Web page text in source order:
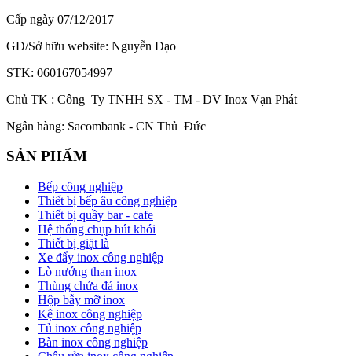
Cấp ngày 07/12/2017
GĐ/Sở hữu website: Nguyễn Đạo
STK: 060167054997
Chủ TK : Công Ty TNHH SX - TM - DV Inox Vạn Phát
Ngân hàng: Sacombank - CN Thủ Đức
SẢN PHẨM
Bếp công nghiệp
Thiết bị bếp âu công nghiệp
Thiết bị quầy bar - cafe
Hệ thống chụp hút khói
Thiết bị giặt là
Xe đẩy inox công nghiệp
Lò nướng than inox
Thùng chứa đá inox
Hộp bẫy mỡ inox
Kệ inox công nghiệp
Tủ inox công nghiệp
Bàn inox công nghiệp